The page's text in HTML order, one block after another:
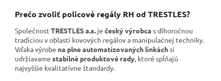
Prečo zvoliť policové regály RH od TRESTLES?
Společnost TRESTLES a.s. je český výrobca s dlhoročnou
tradíciou v oblasti kovových regálov a manipulačnej techniky.
Vďaka výrobe na plne automatizovaných linkáchsi
udržiavame stabilné produktové rady , ktoré spĺňajú
najvyššie kvalitatívne štandardy.